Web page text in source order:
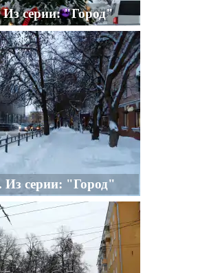
Из серии: "Город"
Из серии: "Город"